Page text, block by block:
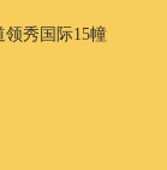
秀国际15幢